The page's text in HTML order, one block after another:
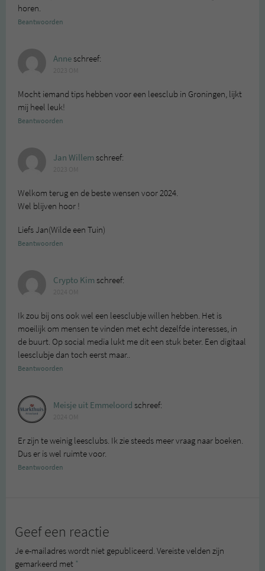
horen.
Beantwoorden
Anneschreef:
Mocht iemand tips hebben voor een leesclub in Groningen, lijkt
mij heel leuk!
Beantwoorden
Jan Willem schreef:
Welkom terug en de beste wensen voor 2024.
Wel blijven hoor !
Liefs Jan(Wilde een Tuin)
Beantwoorden
Crypto Kim schreef:
Ik zou bij ons ook wel een leesclubje willen hebben. Het is
moeilijk om mensen te vinden met echt dezelfde interesses, in
de buurt. Op social media lukt me dit een stuk beter. Een digitaal
leesclubje dan toch eerst maar..
Beantwoorden
Meisje uit Emmeloord schreef:
Er zijn te weinig leesclubs. Ik zie steeds meer vraag naar boeken.
Dus er is wel ruimte voor.
Beantwoorden
Geef een reactie
Je e-mailadres wordt niet gepubliceerd. Vereiste velden zijn
gemarkeerd met *